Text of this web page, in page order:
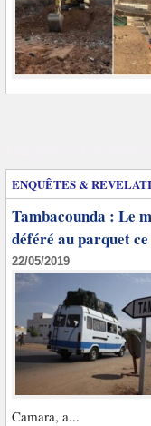
ENQUÊTES &
Tambacounda : Le
déféré au parquet
22/05/2019
Camara, a...